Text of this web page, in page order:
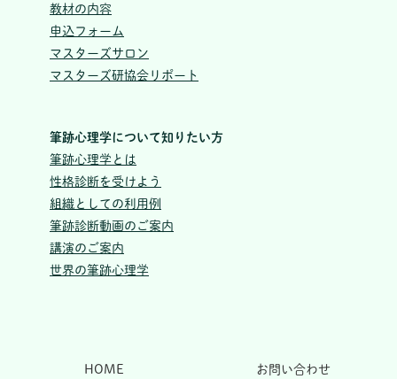
教材の内容
申込フォーム
マスターズサロン
マスターズ研協会リポート
筆跡心理学について知りたい方
筆跡心理学とは
性格診断を受けよう
組織としての利用例
筆跡診断動画のご案内
講演のご案内
世界の筆跡心理学
HOME お問い合わせ